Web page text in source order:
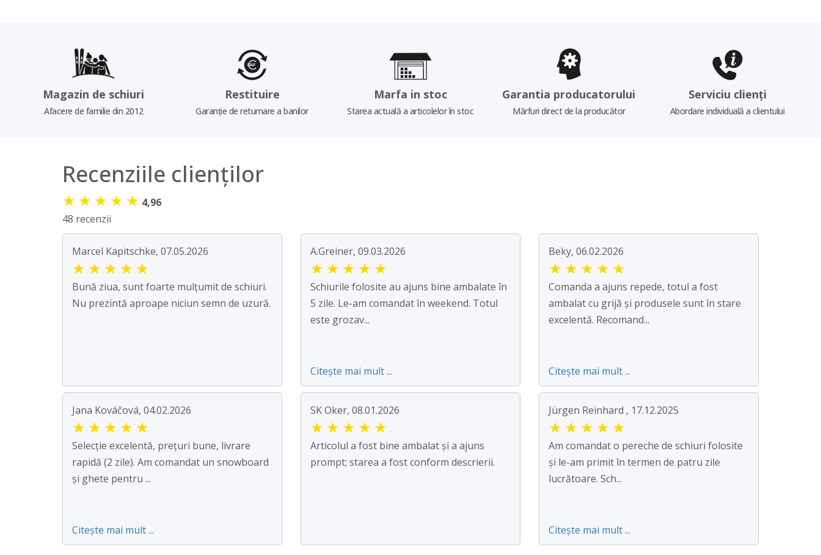
Magazin de schiuri
Afacere de familie din 2012
Restituire
Garanție de returnare a banilor
Marfa in stoc
Starea actuală a articolelor în stoc
Garantia producatorului
Mărfuri direct de la producător
Serviciu clienți
Abordare individuală a clientului
Recenziile clienților
★ ★ ★ ★ ★ 4,96
48 recenzii
Marcel Kapitschke, 07.05.2026
★ ★ ★ ★ ★
Bună ziua, sunt foarte mulțumit de schiuri.
Nu prezintă aproape niciun semn de uzură.
A.Greiner, 09.03.2026
★ ★ ★ ★ ★
Schiurile folosite au ajuns bine ambalate în
5 zile. Le-am comandat în weekend. Totul
este grozav...
Citește mai mult ...
Beky, 06.02.2026
★ ★ ★ ★ ★
Comanda a ajuns repede, totul a fost
ambalat cu grijă și produsele sunt în stare
excelentă. Recomand...
Citește mai mult ...
Jana Kováčová, 04.02.2026
★ ★ ★ ★ ★
Selecție excelentă, prețuri bune, livrare
rapidă (2 zile). Am comandat un snowboard
și ghete pentru ...
Citește mai mult ...
SK Oker, 08.01.2026
★ ★ ★ ★ ★
Articolul a fost bine ambalat și a ajuns
prompt; starea a fost conform descrierii.
Jürgen Reinhard , 17.12.2025
★ ★ ★ ★ ★
Am comandat o pereche de schiuri folosite
și le-am primit în termen de patru zile
lucrătoare. Sch...
Citește mai mult ...